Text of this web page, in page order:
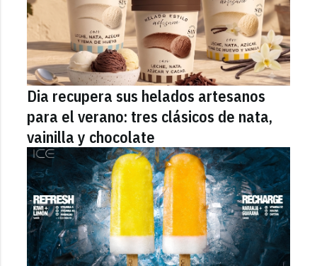
Dia recupera sus helados artesanos
para el verano: tres clásicos de nata,
vainilla y chocolate